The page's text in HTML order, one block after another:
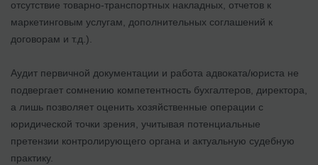
отсутствие товарно-транспортных накладных, отчетов к
маркетинговым услугам, дополнительных соглашений к
договорам и т.д.).
Аудит первичной документации и работа адвоката/юриста не
подвергает сомнению компетентность бухгалтеров, директора,
а лишь позволяет оценить хозяйственные операции с
юридической точки зрения, учитывая потенциальные
претензии контролирующего органа и актуальную судебную
практику.